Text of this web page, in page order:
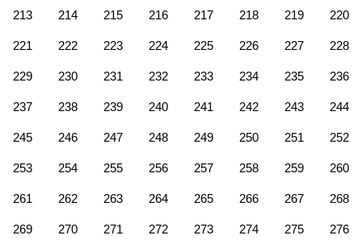
213 214 215 216 217 218 219 220
221 222 223 224 225 226 227 228
229 230 231 232 233 234 235 236
237 238 239 240 241 242 243 244
245 246 247 248 249 250 251 252
253 254 255 256 257 258 259 260
261 262 263 264 265 266 267 268
269 270 271 272 273 274 275 276